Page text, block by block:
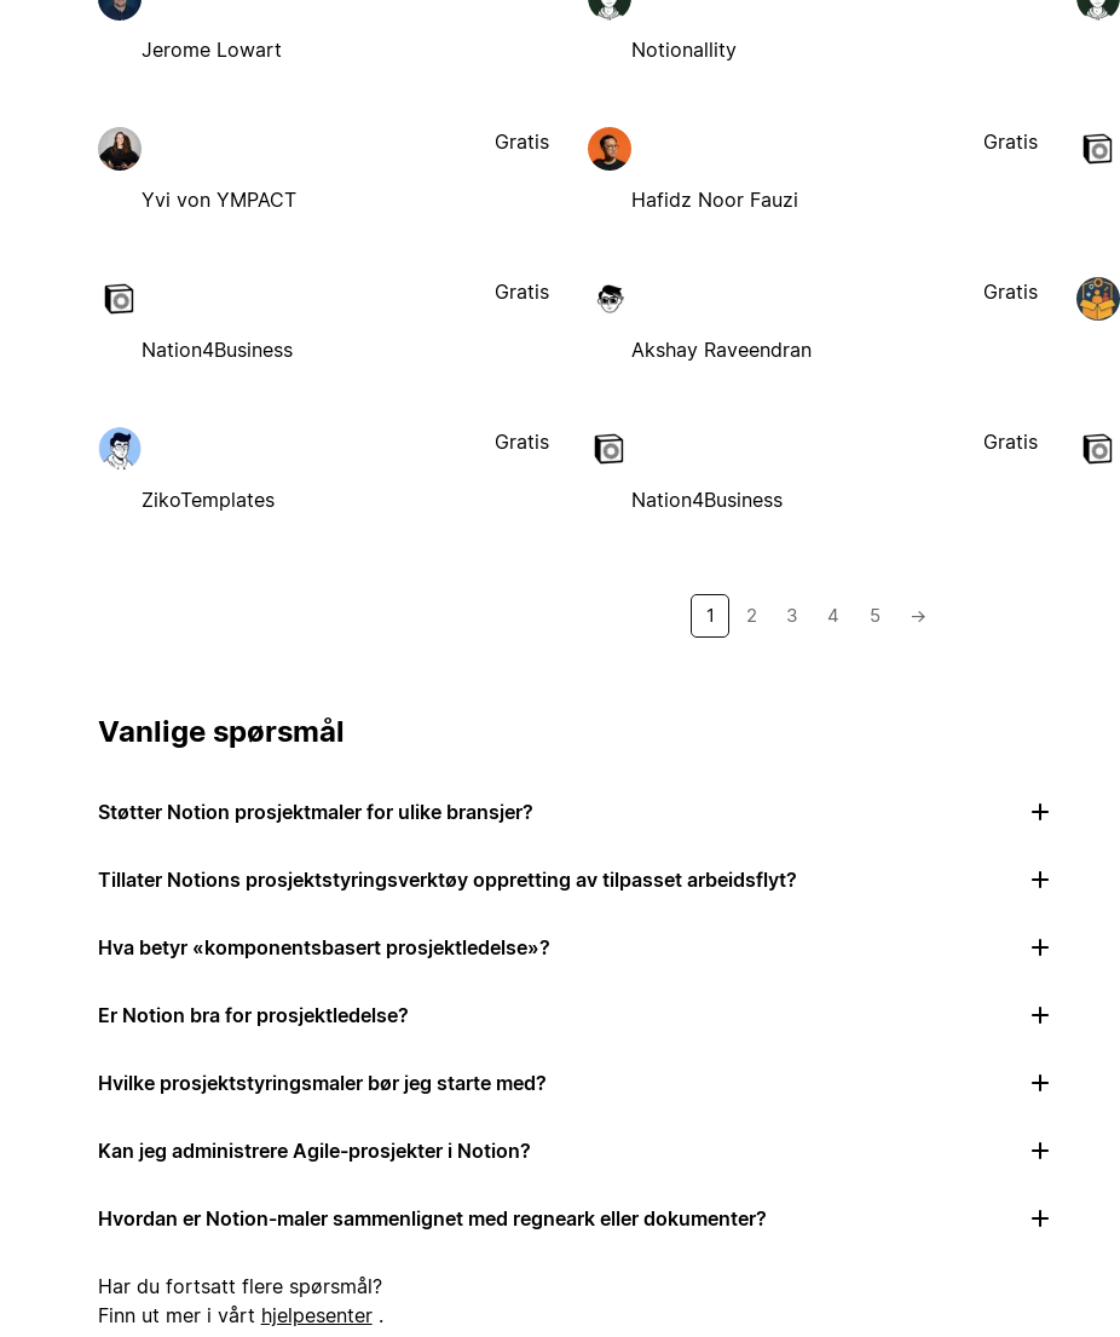
Jerome Lowart Notionallity
Yvi von YMPACT
Gratis
Hafidz Noor Fauzi
Gratis
Nation4Business
Gratis
Akshay Raveendran
Gratis
ZikoTemplates
Gratis
Nation4Business
Gratis
1 2 3 4 5 →
Vanlige spørsmål
Støtter Notion prosjektmaler for ulike bransjer?
Tillater Notions prosjektstyringsverktøy oppretting av tilpasset arbeidsflyt?
Hva betyr «komponentsbasert prosjektledelse»?
Er Notion bra for prosjektledelse?
Hvilke prosjektstyringsmaler bør jeg starte med?
Kan jeg administrere Agile-prosjekter i Notion?
Hvordan er Notion-maler sammenlignet med regneark eller dokumenter?
Har du fortsatt flere spørsmål?
Finn ut mer i vårt hjelpesenter.